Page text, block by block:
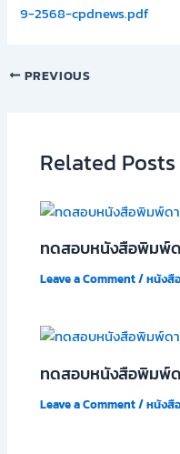
9-2568-cpdnews.pdf
PREVIOUS
Related Posts
ทดสอบหนังสือพิมพ์
Leave a Comment/หนังสื
ทดสอบหนังสือพิมพ์
Leave a Comment/หนังสื